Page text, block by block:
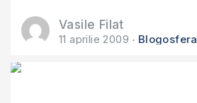
Vasile Filat
11 aprilie 2009 Blogosfera